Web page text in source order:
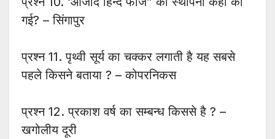
गई? – सिंगापुर
प्रश्न 11. पृथ्वी सूर्य का चक्कर लगाती है यह सबसे
पहले किसने बताया ? – कोपरनिकस
प्रश्न 12. प्रकाश वर्ष का सम्बन्ध किससे है ? –
खगोलीय दूरी